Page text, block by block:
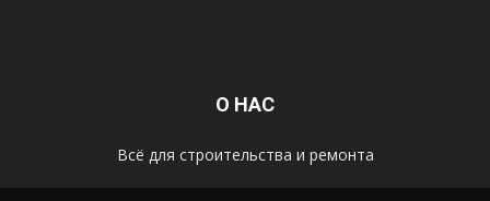
О НАС
Всё для строительства и ремонта